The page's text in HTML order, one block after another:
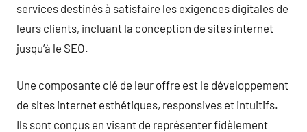
services destinés à satisfaire les exigences digitales de
leurs clients, incluant la conception de sites internet
jusqu’à le SEO.
Une composante clé de leur offre est le développement
de sites internet esthétiques, responsives et intuitifs.
Ils sont conçus en visant de représenter fidèlement